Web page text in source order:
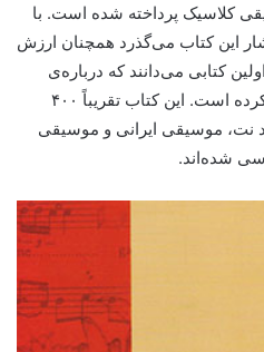
کلاسیک پرداخته شده است. با
این کتاب می‌گذرد همچنان ارزش
کتابی می‌دانند که درباره‌ی
نظریه‌ی موسیقی ایران صحبت کرده است. این کتاب تقریباً ۴۰۰
موسیقی ایرانی و موسیقی
شده‌اند.